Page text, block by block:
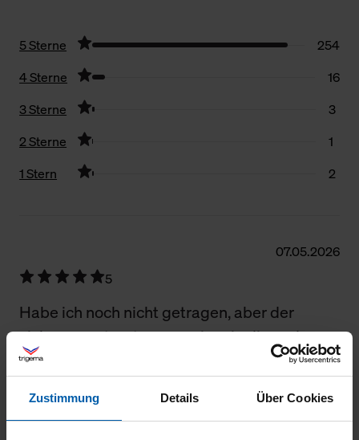
Zustimmung Details Über Cookies
5 Sterne
254
4 Sterne
16
3 Sterne
3
2 Sterne
1
1 Stern
2
07.05.2026
5
Habe ich noch nicht getragen, aber der
sicher so gut zu tragen sein, wie die andere
Ware. Auf jedenfall passt er super.